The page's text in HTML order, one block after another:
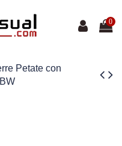
0
Petate con